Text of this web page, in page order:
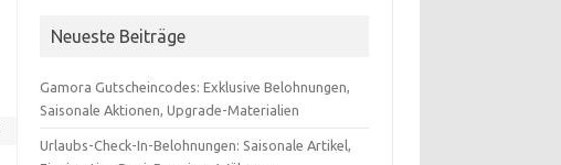
Neueste Beiträge
Gamora Gutscheincodes: Exklusive Belohnungen,
Saisonale Aktionen, Upgrade-Materialien
Urlaubs-Check-In-Belohnungen: Saisonale Artikel,